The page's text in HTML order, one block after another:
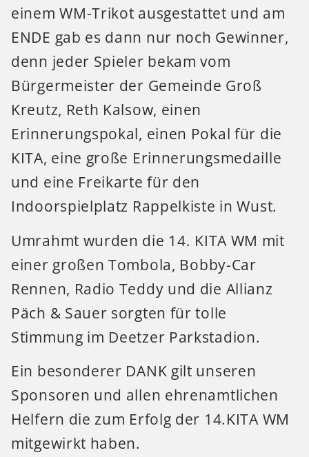
einem WM-Trikot ausgestattet und am
ENDE gab es dann nur noch Gewinner,
denn jeder Spieler bekam vom
Bürgermeister der Gemeinde Groß
Kreutz, Reth Kalsow, einen
Erinnerungspokal, einen Pokal für die
KITA, eine große Erinnerungsmedaille
und eine Freikarte für den
Indoorspielplatz Rappelkiste in Wust.
Umrahmt wurden die 14. KITA WM mit
einer großen Tombola, Bobby-Car
Rennen, Radio Teddy und die Allianz
Päch & Sauer sorgten für tolle
Stimmung im Deetzer Parkstadion.
Ein besonderer DANK gilt unseren
Sponsoren und allen ehrenamtlichen
Helfern die zum Erfolg der 14.KITA WM
mitgewirkt haben.